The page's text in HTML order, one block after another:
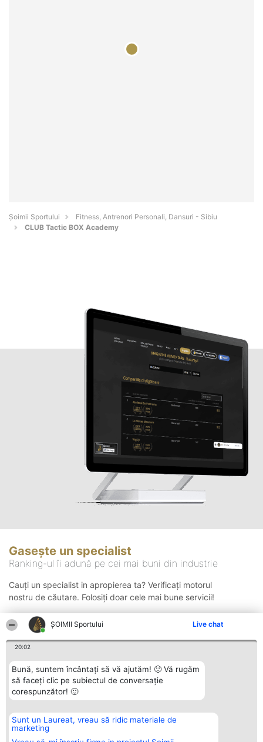
ȘOIMII Sportului Live chat
20:02
Bună, suntem încântați să vă ajutăm! 🙂 Vă rugăm
să faceți clic pe subiectul de conversație
corespunzător! 🙂
Sunt un Laureat, vreau să ridic materiale de
marketing
Șoimii Sportului
Fitness, Antrenori Personali, Dansuri - Sibiu
CLUB Tactic BOX Academy
Gasește un specialist
Ranking-ul îi adună pe cei mai buni din industrie
Cauți un specialist in apropierea ta? Verificați motorul
nostru de căutare. Folosiți doar cele mai bune servicii!
Organizator Ranking
BRIGHT SOLUTIONS BR SRL
Aleea Timisul De Sus 2 Bl. A30
Plebiscyt
Lista Tuturor
Contact